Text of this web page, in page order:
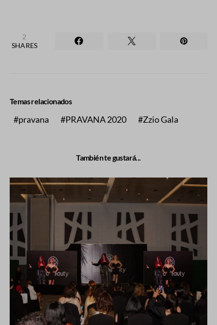
2
SHARES
Temas relacionados
pravana PRAVANA 2020 Zzio Gala
También te gustará...